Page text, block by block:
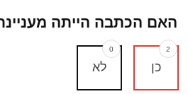
האם הכתבה הייתה
כן
2
לא
0